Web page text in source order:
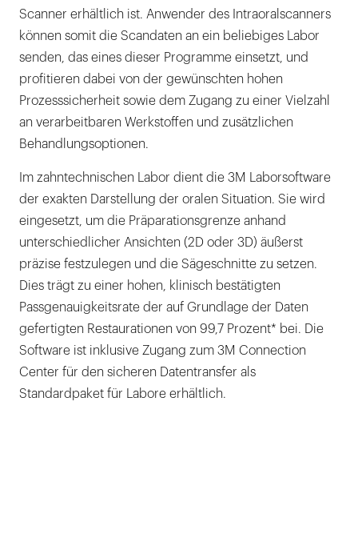
Scanner erhältlich ist. Anwender des Intraoralscanners
können somit die Scandaten an ein beliebiges Labor
senden, das eines dieser Programme einsetzt, und
profitieren dabei von der gewünschten hohen
Prozesssicherheit sowie dem Zugang zu einer Vielzahl
an verarbeitbaren Werkstoffen und zusätzlichen
Behandlungsoptionen.
Im zahntechnischen Labor dient die 3M Laborsoftware
der exakten Darstellung der oralen Situation. Sie wird
eingesetzt, um die Präparationsgrenze anhand
unterschiedlicher Ansichten (2D oder 3D) äußerst
präzise festzulegen und die Sägeschnitte zu setzen.
Dies trägt zu einer hohen, klinisch bestätigten
Passgenauigkeitsrate der auf Grundlage der Daten
gefertigten Restaurationen von 99,7 Prozent* bei. Die
Software ist inklusive Zugang zum 3M Connection
Center für den sicheren Datentransfer als
Standardpaket für Labore erhältlich.